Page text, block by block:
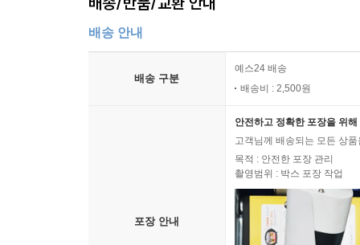
배송 안내
배송 구분
예스24 배송
배송비 : 2,500원
포장 안내
안전하고 정확한 포장을 위
고객님께 배송되는 모든 상
목적 : 안전한 포장 관리
촬영범위 : 박스 포장 작업